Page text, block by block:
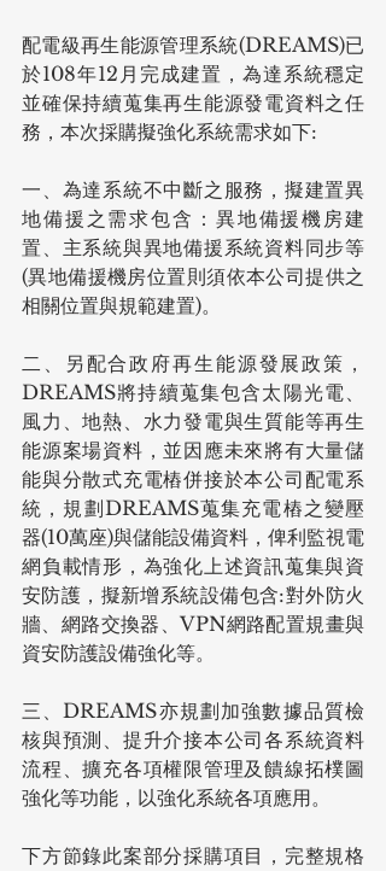
配電級再生能源管理系統(DREAMS)已
於108年12月完成建置，為達系統穩定
並確保持續蒐集再生能源發電資料之任
務，本次採購擬強化系統需求如下:
一、為達系統不中斷之服務，擬建置異
地備援之需求包含：異地備援機房建
置、主系統與異地備援系統資料同步等
(異地備援機房位置則須依本公司提供之
相關位置與規範建置)。
二、另配合政府再生能源發展政策，
DREAMS將持續蒐集包含太陽光電、
風力、地熱、水力發電與生質能等再生
能源案場資料，並因應未來將有大量儲
能與分散式充電樁併接於本公司配電系
統，規劃DREAMS蒐集充電樁之變壓
器(10萬座)與儲能設備資料，俾利監視電
網負載情形，為強化上述資訊蒐集與資
安防護，擬新增系統設備包含:對外防火
牆、網路交換器、VPN網路配置規畫與
資安防護設備強化等。
三、DREAMS亦規劃加強數據品質檢
核與預測、提升介接本公司各系統資料
流程、擴充各項權限管理及饋線拓樸圖
強化等功能，以強化系統各項應用。
下方節錄此案部分採購項目，完整規格